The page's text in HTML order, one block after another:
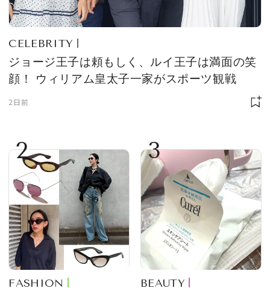
CELEBRITY
ジョージ王子は頼もしく、ルイ王子は満面の笑
顔！ ウィリアム皇太子一家がスポーツ観戦
2日前
2
FASHION
3
BEAUTY